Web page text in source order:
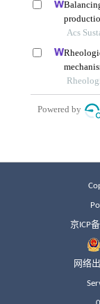
京ICP
网络